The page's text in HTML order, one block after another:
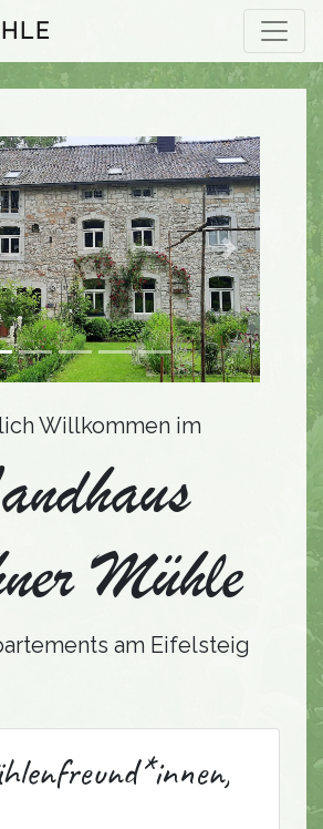
Next
Willkommen im
Mühle
am Eifelsteig